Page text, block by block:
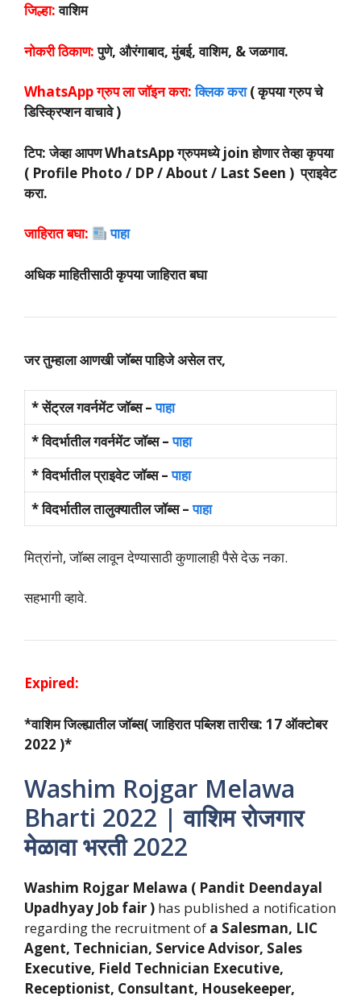
जिल्हा:वाशिम
नोकरी ठिकाण:पुणे, औरंगाबाद, मुंबई, वाशिम, & जळगाव.
WhatsApp ग्रुप ला जॉइन करा: क्लिक करा( कृपया ग्रुप चे
डिस्क्रिप्शन वाचावे )
टिप: जेव्हा आपण WhatsApp ग्रुपमध्ये join होणार तेव्हा कृपया
( Profile Photo / DP / About / Last Seen ) प्राइवेट
करा.
जाहिरात बघा: पाहा
अधिक माहितीसाठी कृपया जाहिरात बघा
जर तुम्हाला आणखी जॉब्स पाहिजे असेल तर,
* सेंट्रल गवर्नमेंट जॉब्स –पाहा
* विदर्भातील गवर्नमेंट जॉब्स –पाहा
* विदर्भातील प्राइवेट जॉब्स –पाहा
* विदर्भातील तालुक्यातील जॉब्स –पाहा
मित्रांनो, जॉब्स लावून देण्यासाठी कुणालाही पैसे देऊ नका.
सहभागी व्हावे.
Expired:
*वाशिम जिल्ह्यातील जॉब्स( जाहिरात पब्लिश तारीख: 17 ऑक्टोबर
2022 )*
Washim Rojgar Melawa
Bharti 2022 | वाशिम रोजगार
मेळावा भरती 2022
Washim Rojgar Melawa ( Pandit Deendayal
Upadhyay Job fair ) has published a notification
regarding the recruitment of a Salesman, LIC
Agent, Technician, Service Advisor, Sales
Executive, Field Technician Executive,
Receptionist, Consultant, Housekeeper,